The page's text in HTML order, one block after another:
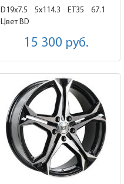
D19x7.5 5x114.3 ET35
67.1
Цвет BD
15 300 руб.